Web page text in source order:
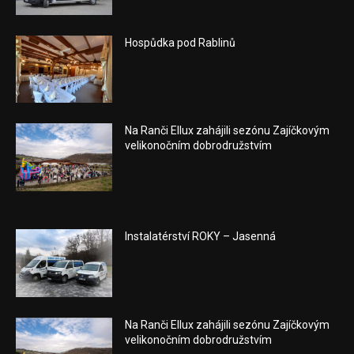
Hospůdka pod Rablinů
Na Ranči Ellux zahájili sezónu Zajíčkovým
velikonočním dobrodružstvím
Instalatérství ROKY – Jasenná
Na Ranči Ellux zahájili sezónu Zajíčkovým
velikonočním dobrodružstvím